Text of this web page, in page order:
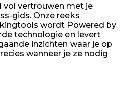
vol vertrouwen met je
gids. Onze reeks
wordt Powered by
technologie en levert
inzichten waar je op
wanneer je ze nodig